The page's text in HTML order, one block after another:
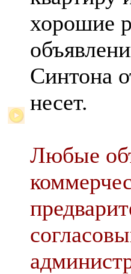
хорошие
Синтона
несет.
Любые